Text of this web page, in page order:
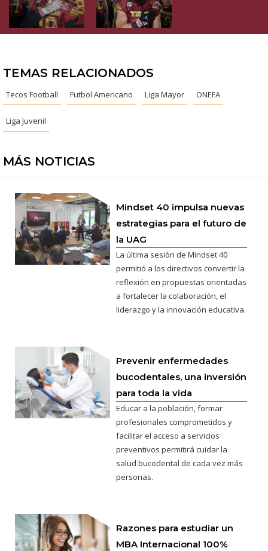
TEMAS RELACIONADOS
Tecos Football Futbol Americano Liga Mayor ONEFA
Liga Juvenil
MÁS NOTICIAS
Mindset 40 impulsa nuevas
estrategias para el futuro de
la UAG
La última sesión de Mindset 40
permitió a los directivos convertir la
reflexión en propuestas orientadas
a fortalecer la colaboración, el
liderazgo y la innovación educativa.
Prevenir enfermedades
bucodentales, una inversión
para toda la vida
Educar a la población, formar
profesionales comprometidos y
facilitar el acceso a servicios
preventivos permitirá cuidar la
salud bucodental de cada vez más
personas.
Razones para estudiar un
MBA Internacional 100%